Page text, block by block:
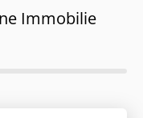
Immobilie